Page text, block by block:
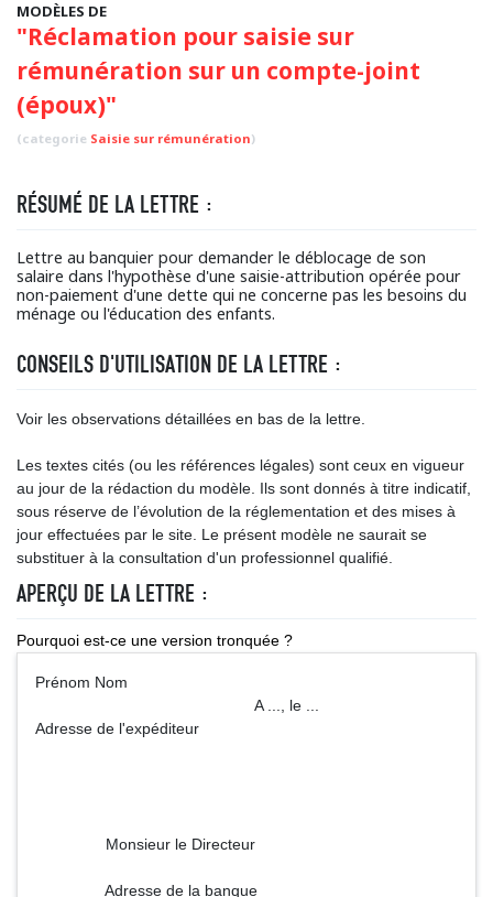
MODÈLES DE
"Réclamation pour saisie sur
rémunération sur un compte-joint
(époux)"
(categorie Saisie sur rémunération)
RÉSUMÉ DE LA LETTRE :
Lettre au banquier pour demander le déblocage de son
salaire dans l'hypothèse d'une saisie-attribution opérée pour
non-paiement d'une dette qui ne concerne pas les besoins du
ménage ou l'éducation des enfants.
CONSEILS D'UTILISATION DE LA LETTRE :
Voir les observations détaillées en bas de la lettre.
Les textes cités (ou les références légales) sont ceux en vigueur
au jour de la rédaction du modèle. Ils sont donnés à titre indicatif,
sous réserve de l’évolution de la réglementation et des mises à
jour effectuées par le site. Le présent modèle ne saurait se
substituer à la consultation d'un professionnel qualifié.
APERÇU DE LA LETTRE :
Pourquoi est-ce une version tronquée ?
Prénom Nom
A ..., le ...
Adresse de l'expéditeur
Monsieur le Directeur
Adresse de la banque